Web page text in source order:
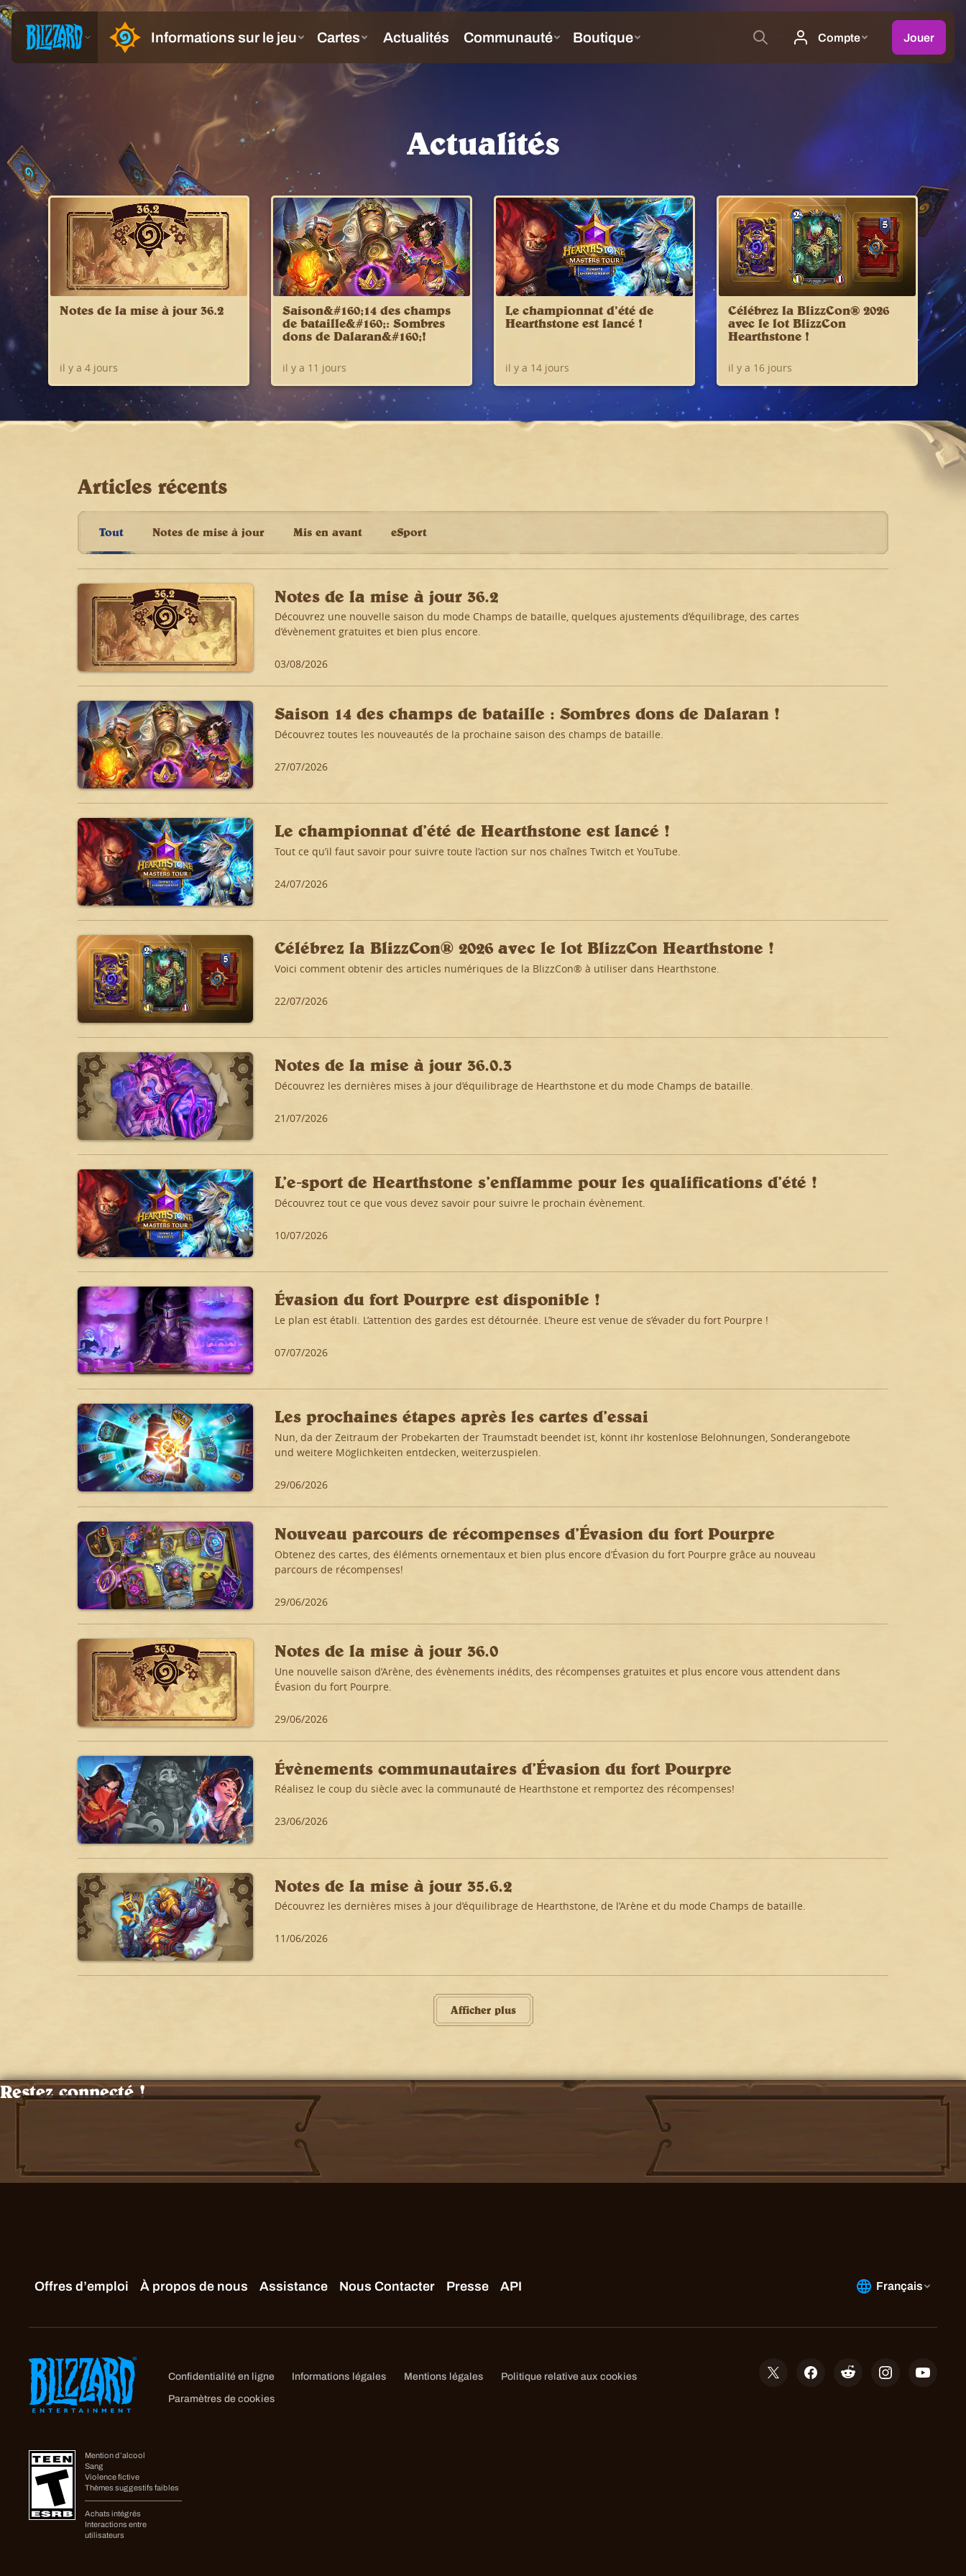
Actualités
Notes de la mise à jour 36.2
il y a 4 jours
Saison&#160;14 des champs
de bataille&#160;: Sombres
dons de Dalaran&#160;!
il y a 11 jours
Le championnat d’été de
Hearthstone est lancé !
il y a 14 jours
Célébrez la BlizzCon® 2026
avec le lot BlizzCon
Hearthstone !
il y a 16 jours
Articles récents
Tout Notes de mise à jour Mis en avant eSport
Notes de la mise à jour 36.2
Découvrez une nouvelle saison du mode Champs de bataille, quelques ajustements d’équilibrage, des cartes
d’évènement gratuites et bien plus encore.
03/08/2026
Saison 14 des champs de bataille : Sombres dons de Dalaran !
Découvrez toutes les nouveautés de la prochaine saison des champs de bataille.
27/07/2026
Le championnat d’été de Hearthstone est lancé !
Tout ce qu’il faut savoir pour suivre toute l’action sur nos chaînes Twitch et YouTube.
24/07/2026
Célébrez la BlizzCon® 2026 avec le lot BlizzCon Hearthstone !
Voici comment obtenir des articles numériques de la BlizzCon® à utiliser dans Hearthstone.
22/07/2026
Notes de la mise à jour 36.0.3
Découvrez les dernières mises à jour d’équilibrage de Hearthstone et du mode Champs de bataille.
21/07/2026
L’e-sport de Hearthstone s’enflamme pour les qualifications d’été !
Découvrez tout ce que vous devez savoir pour suivre le prochain évènement.
10/07/2026
Évasion du fort Pourpre est disponible !
Le plan est établi. L’attention des gardes est détournée. L’heure est venue de s’évader du fort Pourpre !
07/07/2026
Les prochaines étapes après les cartes d’essai
Nun, da der Zeitraum der Probekarten der Traumstadt beendet ist, könnt ihr kostenlose Belohnungen, Sonderangebote
und weitere Möglichkeiten entdecken, weiterzuspielen.
29/06/2026
Nouveau parcours de récompenses d’Évasion du fort Pourpre
Obtenez des cartes, des éléments ornementaux et bien plus encore d’Évasion du fort Pourpre grâce au nouveau
parcours de récompenses!
29/06/2026
Notes de la mise à jour 36.0
Une nouvelle saison d’Arène, des évènements inédits, des récompenses gratuites et plus encore vous attendent dans
Évasion du fort Pourpre.
29/06/2026
Évènements communautaires d’Évasion du fort Pourpre
Réalisez le coup du siècle avec la communauté de Hearthstone et remportez des récompenses!
23/06/2026
Notes de la mise à jour 35.6.2
Découvrez les dernières mises à jour d’équilibrage de Hearthstone, de l’Arène et du mode Champs de bataille.
11/06/2026
Afficher plus
Restez connecté !